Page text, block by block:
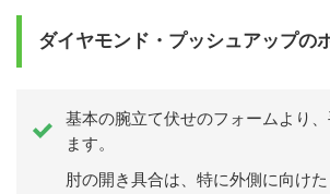
ダイヤモンド・プッシュアップの
基本の腕立て伏せのフォームより
ます。
肘の開き具合は、特に外側に向け